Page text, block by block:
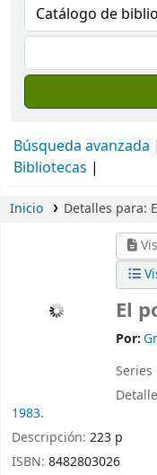
Búsqueda avanzada
Bibliotecas
Inicio Detalles para:
El
Por:
Series
1983.
Descripción: 223 p
ISBN: 8482803026